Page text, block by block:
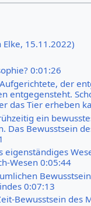
15.11.2022)
0:01:26
der
entgegensteht.
das Tier erheben
ein
Das Bewusstsein
eigenständiges
Wesen 0:05:44
0:07:13
Bewusstsein